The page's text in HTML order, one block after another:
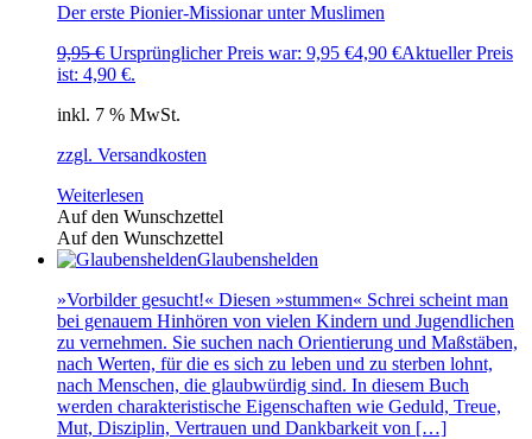
Der erste Pionier-Missionar unter Muslimen
9,95€ Ursprünglicher Preis war: 9,95 €4,90 €Aktueller Preis
ist: 4,90 €.
inkl. 7 % MwSt.
zzgl. Versandkosten
Weiterlesen
Auf den Wunschzettel
Auf den Wunschzettel
Glaubenshelden
»Vorbilder gesucht!« Diesen »stummen« Schrei scheint man
bei genauem Hinhören von vielen Kindern und Jugendlichen
zu vernehmen. Sie suchen nach Orientierung und Maßstäben,
nach Werten, für die es sich zu leben und zu sterben lohnt,
nach Menschen, die glaubwürdig sind. In diesem Buch
werden charakteristische Eigenschaften wie Geduld, Treue,
Mut, Disziplin, Vertrauen und Dankbarkeit von […]